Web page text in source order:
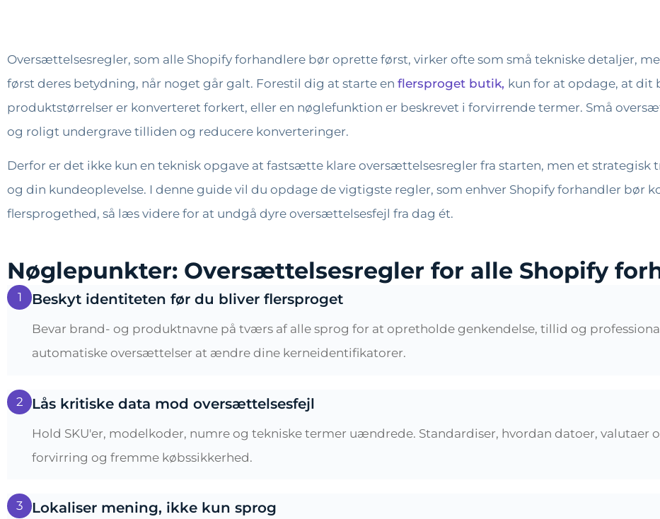
Oversættelsesregler, som alle Shopify forhandlere bør oprette først, virker ofte som små tekniske detaljer,
først deres betydning, når noget går galt. Forestil dig at starte en flersproget butik, kun for at opdage, at dit
produktstørrelser er konverteret forkert, eller en nøglefunktion er beskrevet i forvirrende termer. Små
og roligt undergrave tilliden og reducere konverteringer.
Derfor er det ikke kun en teknisk opgave at fastsætte klare oversættelsesregler fra starten, men et
og din kundeoplevelse. I denne guide vil du opdage de vigtigste regler, som enhver Shopify forhandler bør
flersprogethed, så læs videre for at undgå dyre oversættelsesfejl fra dag ét.
Nøglepunkter: Oversættelsesregler for alle Shopify
1 Beskyt identiteten før du bliver flersproget
Bevar brand- og produktnavne på tværs af alle sprog for at opretholde genkendelse, tillid og
automatiske oversættelser at ændre dine kerneidentifikatorer.
2 Lås kritiske data mod oversættelsesfejl
Hold SKU'er, modelkoder, numre og tekniske termer uændrede. Standardiser, hvordan datoer, valutaer
forvirring og fremme købssikkerhed.
3 Lokaliser mening, ikke kun sprog